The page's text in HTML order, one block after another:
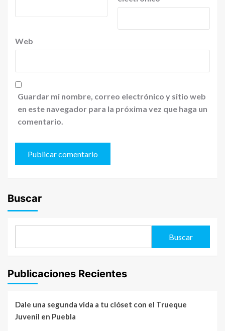
Web
Guardar mi nombre, correo electrónico y sitio web
en este navegador para la próxima vez que haga un
comentario.
Buscar
Buscar
Publicaciones Recientes
Dale una segunda vida a tu clóset con el Trueque
Juvenil en Puebla